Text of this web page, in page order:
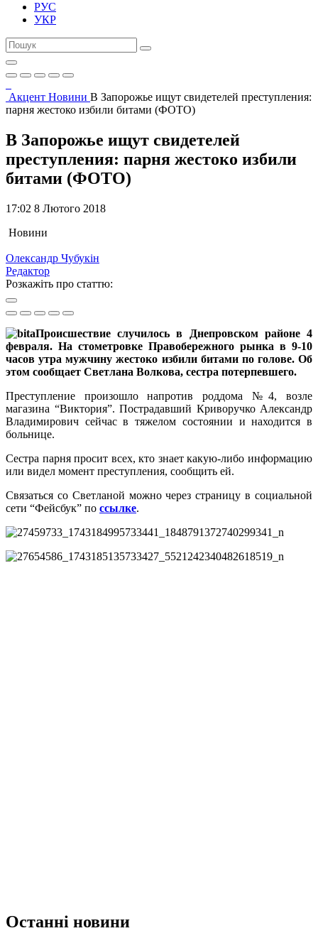
РУС
УКР
Акцент Новини В Запорожье ищут свидетелей преступления:
парня жестоко избили битами (ФОТО)
В Запорожье ищут свидетелей
преступления: парня жестоко избили
битами (ФОТО)
17:02 8 Лютого 2018
Новини
Олександр Чубукін
Редактор
Розкажіть про статтю:
Происшествие случилось в Днепровском районе 4
февраля. На стометровке Правобережного рынка в 9-10
часов утра мужчину жестоко избили битами по голове. Об
этом сообщает Светлана Волкова, сестра потерпевшего.
Преступление произошло напротив роддома №4, возле
магазина “Виктория”. Пострадавший Криворучко Александр
Владимирович сейчас в тяжелом состоянии и находится в
больнице.
Сестра парня просит всех, кто знает какую-либо информацию
или видел момент преступления, сообщить ей.
Связаться со Светланой можно через страницу в социальной
сети “Фейсбук” по ссылке.
Останні новини